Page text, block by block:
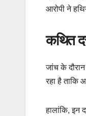
आरोपी ने
कथित
जांच के
रहा है ताकि
हालांकि, इन